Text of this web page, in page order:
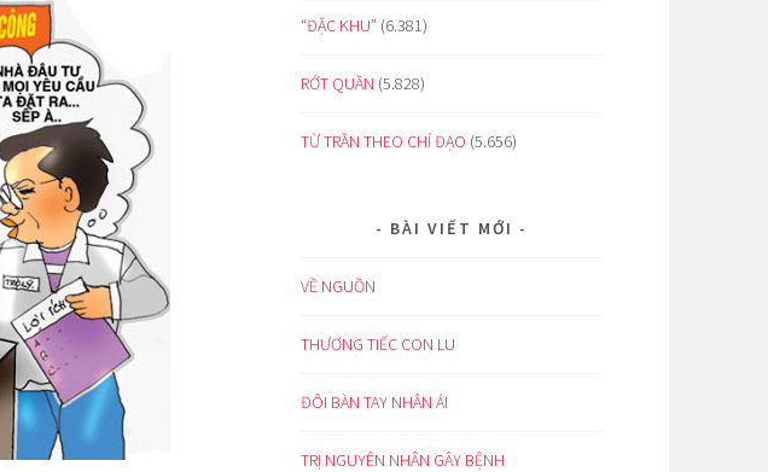
“ĐẶC KHU” (6.381)
RỚT QUẦN (5.828)
TỪ TRẦN THEO CHỈ ĐẠO (5.656)
BÀI VIẾT MỚI
VỀ NGUỒN
THƯƠNG TIẾC CON LU
ĐÔI BÀN TAY NHÂN ÁI
TRỊ NGUYÊN NHÂN GÂY BỆNH